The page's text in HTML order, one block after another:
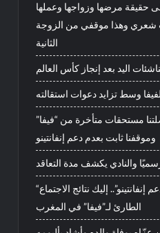
حقيقة مرضها وزواجها وعملها
شعري وهذا موقفي من الزوجة
الثانية
اليد بعد إنجاز كأس العالم
وسط تزايد دعوات استقالته
مستحقات متأخرة من “فيفا”
وموقفنا ثابت بعدم دعم إنفانتينو
والنادي يكشف مدة التعاقد
“اعتراف بوقوع أخطاء ودعم إنفانتينو”.. إليك نتائج الاجتماع
الطارئ لـ”فيفا” في المغرب